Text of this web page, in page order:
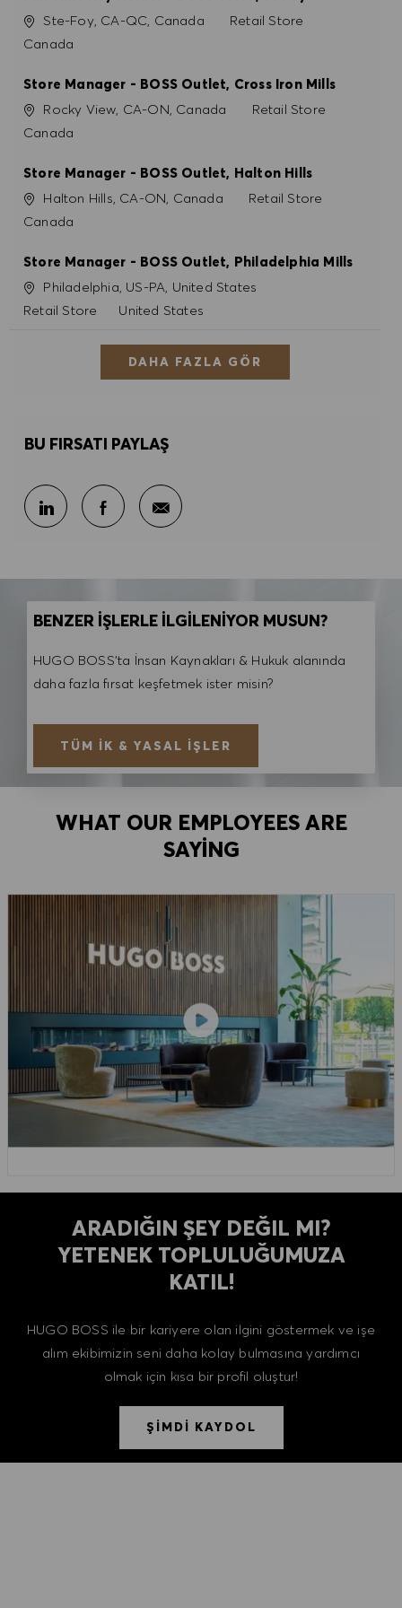
KonumSte-Foy, CA-QC, Canada Kategori
Retail Store
Canada
Store Manager - BOSS Outlet, Cross Iron Mills
KonumRocky View, CA-ON, Canada Kategori
Retail Store
Canada
Store Manager - BOSS Outlet, Halton Hills
KonumHalton Hills, CA-ON, Canada Kategori
Retail Store
Canada
Store Manager - BOSS Outlet, Philadelphia Mills
KonumPhiladelphia, US-PA, United States
Kategori
Retail Store United States
DAHA FAZLA GÖR
BU FIRSATI PAYLAŞ
LinkedIn ile paylaş
Facebook ile paylaş
E-posta ile paylaş
BENZER İŞLERLE İLGİLENİYOR MUSUN?
HUGO BOSS'ta İnsan Kaynakları & Hukuk alanında
daha fazla fırsat keşfetmek ister misin?
TÜM İK & YASAL İŞLER
WHAT OUR EMPLOYEES ARE
SAYING
ARADIĞIN ŞEY DEĞIL MI?
YETENEK TOPLULUĞUMUZA
KATIL!
HUGO BOSS ile bir kariyere olan ilgini göstermek ve işe
alım ekibimizin seni daha kolay bulmasına yardımcı
olmak için kısa bir profil oluştur!
ŞİMDİ KAYDOL